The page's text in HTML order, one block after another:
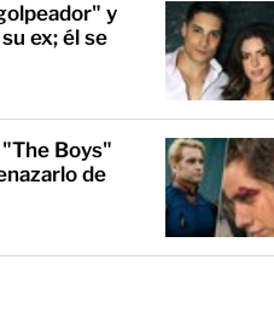
y
ex; él se
Boys"
de